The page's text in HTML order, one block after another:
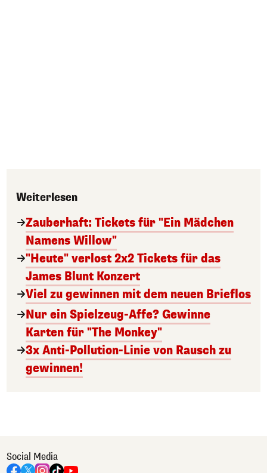
Weiterlesen
Zauberhaft: Tickets für "Ein Mädchen
Namens Willow"
"Heute" verlost 2x2 Tickets für das
James Blunt Konzert
Viel zu gewinnen mit dem neuen Brieflos
Nur ein Spielzeug-Affe? Gewinne
Karten für "The Monkey"
3x Anti-Pollution-Linie von Rausch zu
gewinnen!
Social Media